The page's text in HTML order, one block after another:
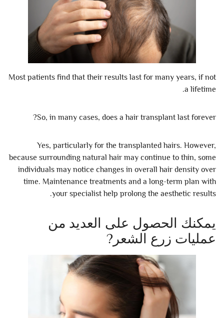
Most patients find that their results last for many years, if not
a lifetime.
So, in many cases, does a hair transplant last forever?
Yes, particularly for the transplanted hairs. However,
because surrounding natural hair may continue to thin, some
individuals may notice changes in overall hair density over
time. Maintenance treatments and a long-term plan with
your specialist help prolong the aesthetic results.
يمكنك الحصول على العديد من
عمليات زرع الشعر?